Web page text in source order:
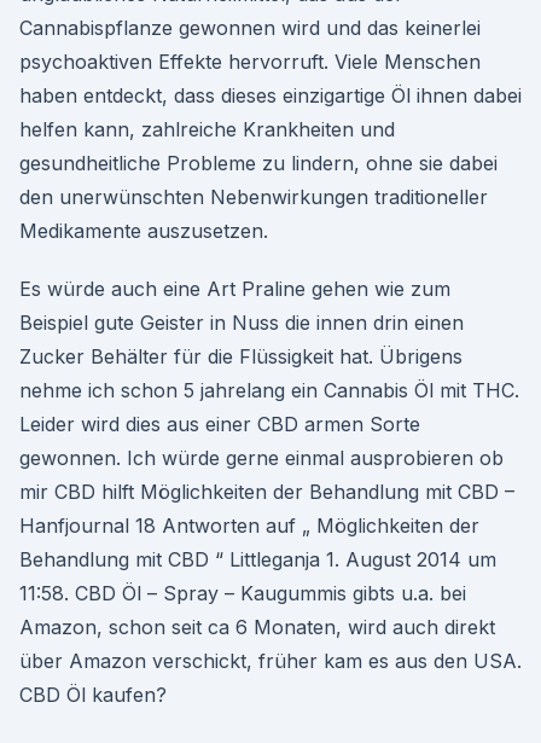
Cannabispflanze gewonnen wird und das keinerlei
psychoaktiven Effekte hervorruft. Viele Menschen
haben entdeckt, dass dieses einzigartige Öl ihnen dabei
helfen kann, zahlreiche Krankheiten und
gesundheitliche Probleme zu lindern, ohne sie dabei
den unerwünschten Nebenwirkungen traditioneller
Medikamente auszusetzen.
Es würde auch eine Art Praline gehen wie zum
Beispiel gute Geister in Nuss die innen drin einen
Zucker Behälter für die Flüssigkeit hat. Übrigens
nehme ich schon 5 jahrelang ein Cannabis Öl mit THC.
Leider wird dies aus einer CBD armen Sorte
gewonnen. Ich würde gerne einmal ausprobieren ob
mir CBD hilft Möglichkeiten der Behandlung mit CBD –
Hanfjournal 18 Antworten auf „ Möglichkeiten der
Behandlung mit CBD “ Littleganja 1. August 2014 um
11:58. CBD Öl – Spray – Kaugummis gibts u.a. bei
Amazon, schon seit ca 6 Monaten, wird auch direkt
über Amazon verschickt, früher kam es aus den USA.
CBD Öl kaufen?